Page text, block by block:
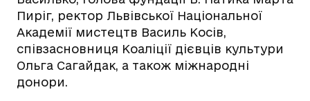
Пиріг, ректор Львівської Національної
Академії мистецтв Василь Косів,
співзасновниця Коаліції дієвців культури
Ольга Сагайдак, а також міжнародні
донори.